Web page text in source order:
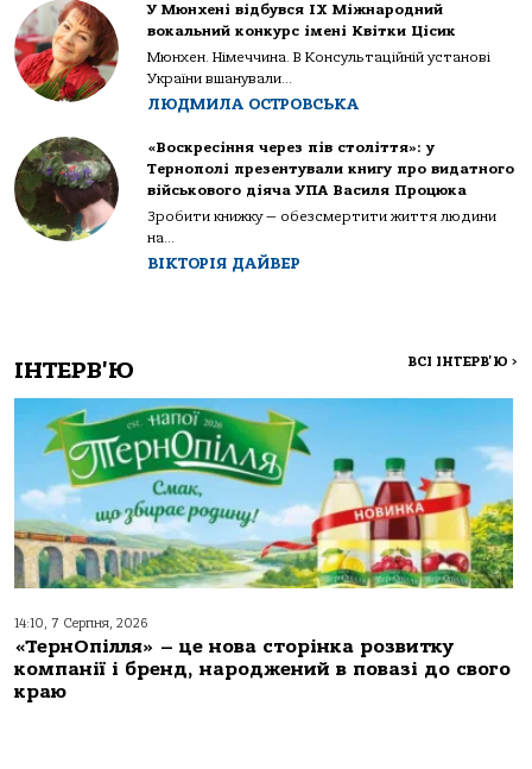
У Мюнхені відбувся IX Міжнародний
вокальний конкурс імені Квітки Цісик
Мюнхен. Німеччина. В Консультаційній установі
України вшанували...
ЛЮДМИЛА ОСТРОВСЬКА
«Воскресіння через пів століття»: у
Тернополі презентували книгу про видатного
військового діяча УПА Василя Процюка
Зробити книжку — обезсмертити життя людини
на...
ВІКТОРІЯ ДАЙВЕР
ІНТЕРВ'Ю ВСІ ІНТЕРВ'Ю >
14:10, 7 Серпня, 2026
«ТернОпілля» – це нова сторінка розвитку
компанії і бренд, народжений в повазі до свого
краю